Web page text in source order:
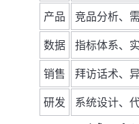
产品
竞品分析、
数据
指标体系、
销售
拜访话术、
研发
系统设计、